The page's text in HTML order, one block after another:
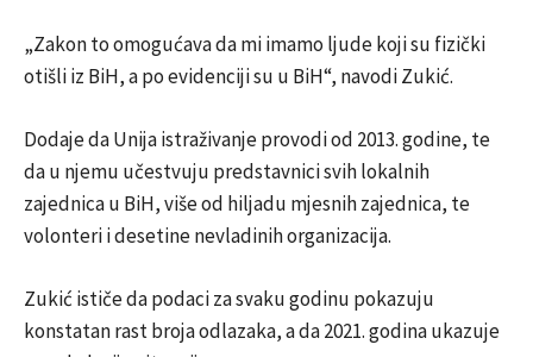
„Zakon to omogućava da mi imamo ljude koji su fizički
otišli iz BiH, a po evidenciji su u BiH“, navodi Zukić.
Dodaje da Unija istraživanje provodi od 2013. godine, te
da u njemu učestvuju predstavnici svih lokalnih
zajednica u BiH, više od hiljadu mjesnih zajednica, te
volonteri i desetine nevladinih organizacija.
Zukić ističe da podaci za svaku godinu pokazuju
konstatan rast broja odlazaka, a da 2021. godina ukazuje